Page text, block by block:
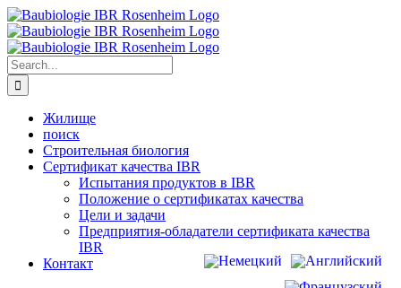
Search
for:
Жилище
поиск
Строительная биология
Сертификат качества IBR
Испытания продуктов в IBR
Положение о сертификатах качества
Цели и задачи
Предприятия-обладатели сертификата качества
IBR
Контакт